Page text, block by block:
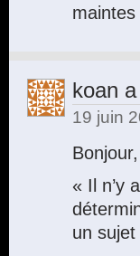
maintes
koan
19 juin
Bonjour,
« Il n’y
un sujet